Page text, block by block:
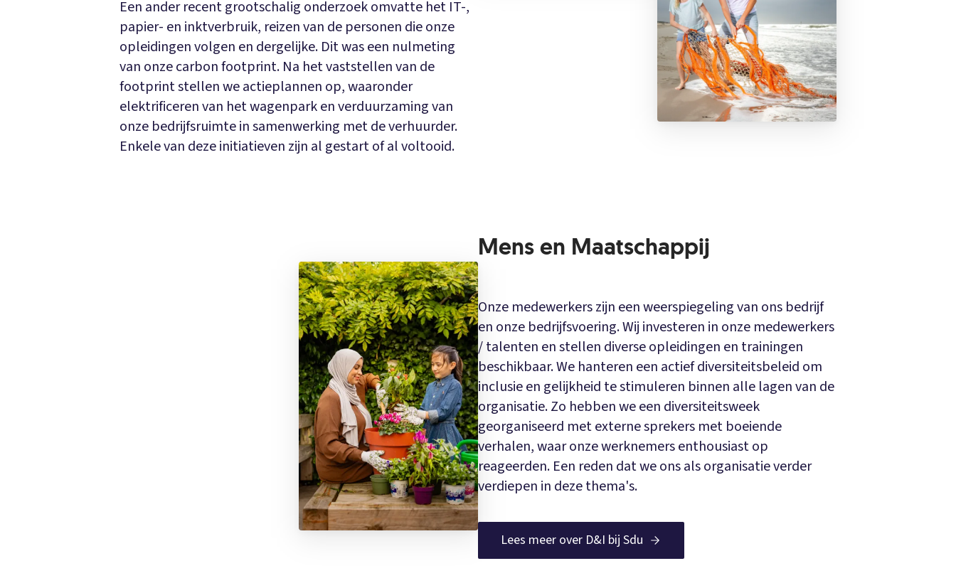
Een ander recent grootschalig onderzoek omvatte het IT-,
papier- en inktverbruik, reizen van de personen die onze
opleidingen volgen en dergelijke. Dit was een nulmeting
van onze carbon footprint. Na het vaststellen van de
footprint stellen we actieplannen op, waaronder
elektrificeren van het wagenpark en verduurzaming van
onze bedrijfsruimte in samenwerking met de verhuurder.
Enkele van deze initiatieven zijn al gestart of al voltooid.
Mens en Maatschappij
Onze medewerkers zijn een weerspiegeling van ons bedrijf
en onze bedrijfsvoering. Wij investeren in onze medewerkers
/ talenten en stellen diverse opleidingen en trainingen
beschikbaar. We hanteren een actief diversiteitsbeleid om
inclusie en gelijkheid te stimuleren binnen alle lagen van de
organisatie. Zo hebben we een diversiteitsweek
georganiseerd met externe sprekers met boeiende
verhalen, waar onze werknemers enthousiast op
reageerden. Een reden dat we ons als organisatie verder
verdiepen in deze thema's.
Lees meer over D&I bij Sdu